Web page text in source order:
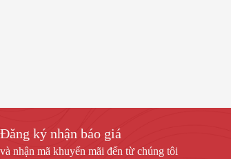
Đăng ký nhận báo giá
và nhận mã khuyến mãi đến từ chúng tôi